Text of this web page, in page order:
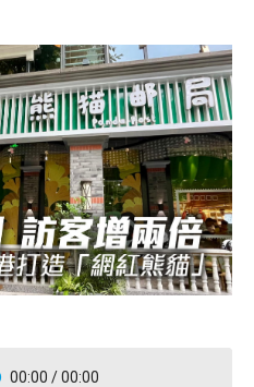
00:00 / 00:00